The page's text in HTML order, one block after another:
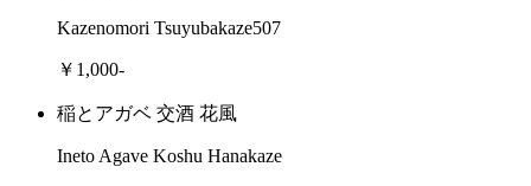
Kazenomori Tsuyubakaze507
￥1,000-
稲とアガベ 交酒 花風
Ineto Agave Koshu Hanakaze